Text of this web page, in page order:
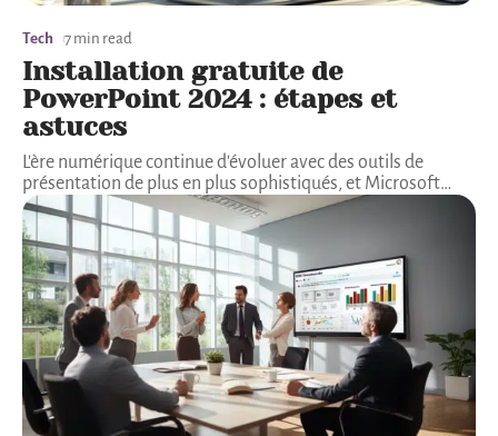
Tech 7 min read
Installation gratuite de
PowerPoint 2024 : étapes et
astuces
L'ère numérique continue d'évoluer avec des outils de
présentation de plus en plus sophistiqués, et Microsoft…